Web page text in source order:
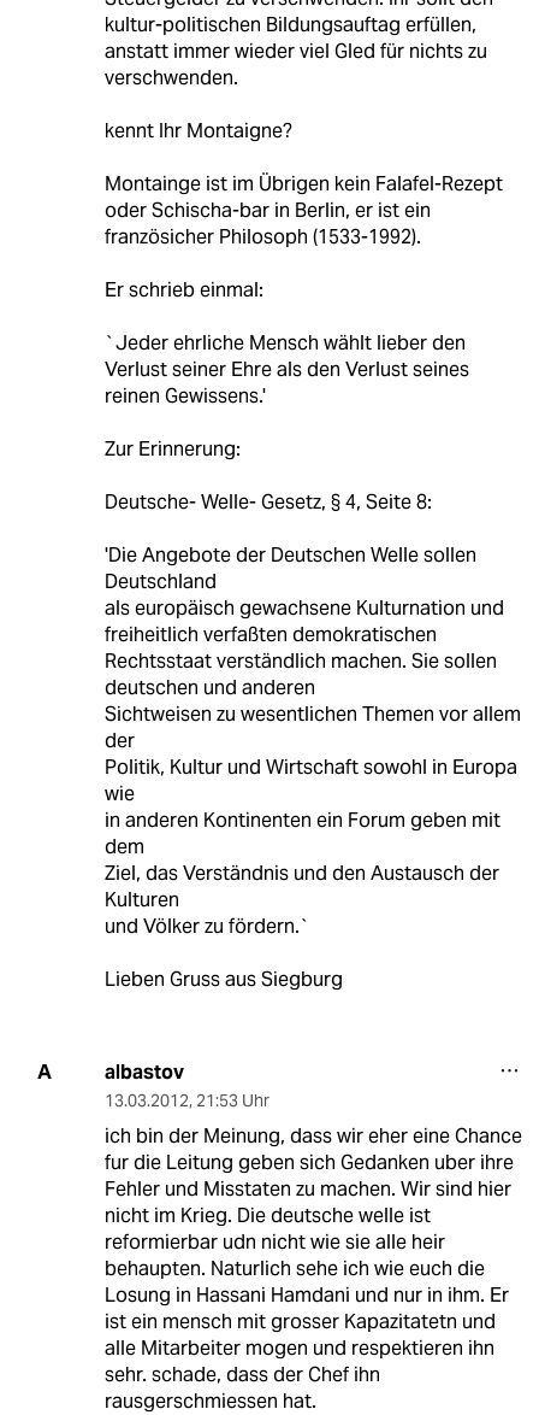
kultur-politischen Bildungsauftag erfüllen,
anstatt immer wieder viel Gled für nichts zu
verschwenden.
kennt Ihr Montaigne?
Montainge ist im Übrigen kein Falafel-Rezept
oder Schischa-bar in Berlin, er ist ein
französicher Philosoph (1533-1992).
Er schrieb einmal:
`Jeder ehrliche Mensch wählt lieber den
Verlust seiner Ehre als den Verlust seines
reinen Gewissens.'
Zur Erinnerung:
Deutsche- Welle- Gesetz, § 4, Seite 8:
'Die Angebote der Deutschen Welle sollen
Deutschland
als europäisch gewachsene Kulturnation und
freiheitlich verfaßten demokratischen
Rechtsstaat verständlich machen. Sie sollen
deutschen und anderen
Sichtweisen zu wesentlichen Themen vor allem
der
Politik, Kultur und Wirtschaft sowohl in Europa
wie
in anderen Kontinenten ein Forum geben mit
dem
Ziel, das Verständnis und den Austausch der
Kulturen
und Völker zu fördern.`
Lieben Gruss aus Siegburg
A albastov
13.03.2012, 21:53 Uhr
ich bin der Meinung, dass wir eher eine Chance
fur die Leitung geben sich Gedanken uber ihre
Fehler und Misstaten zu machen. Wir sind hier
nicht im Krieg. Die deutsche welle ist
reformierbar udn nicht wie sie alle heir
behaupten. Naturlich sehe ich wie euch die
Losung in Hassani Hamdani und nur in ihm. Er
ist ein mensch mit grosser Kapazitatetn und
alle Mitarbeiter mogen und respektieren ihn
sehr. schade, dass der Chef ihn
rausgerschmiessen hat.